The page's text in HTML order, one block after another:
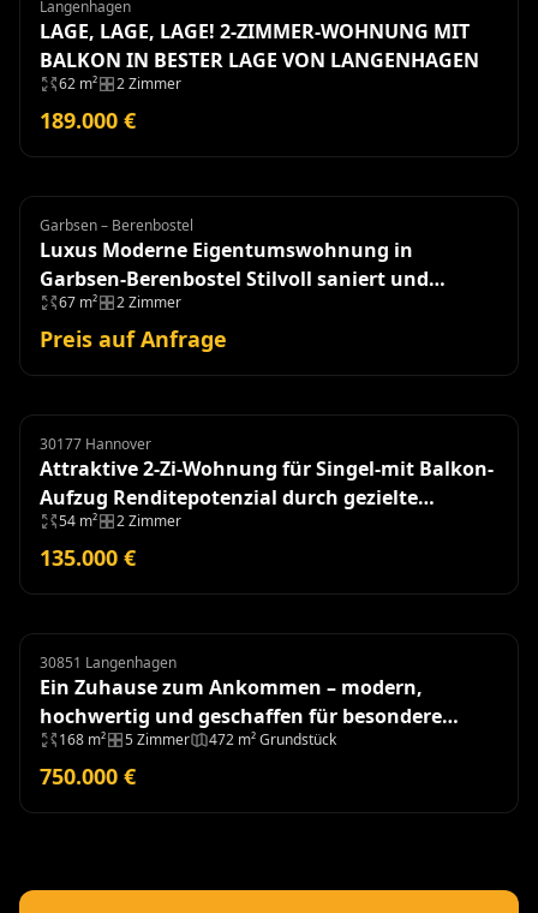
Wohnung
Langenhagen
LAGE, LAGE, LAGE! 2-ZIMMER-WOHNUNG MIT
BALKON IN BESTER LAGE VON LANGENHAGEN
62 m² 2 Zimmer
189.000 €
Eigentumswohnung
Garbsen – Berenbostel
Luxus Moderne Eigentumswohnung in
Garbsen-Berenbostel Stilvoll saniert und
einzugsbereit!
67 m² 2 Zimmer
Preis auf Anfrage
Eigentumswohnung
30177 Hannover
Attraktive 2-Zi-Wohnung für Singel-mit Balkon-
Aufzug Renditepotenzial durch gezielte
Modernisierung
54 m² 2 Zimmer
135.000 €
Doppelhaushälfte
30851 Langenhagen
Ein Zuhause zum Ankommen – modern,
hochwertig und geschaffen für besondere
Momente - Baujahr 2018
168 m² 5 Zimmer 472 m² Grundstück
750.000 €